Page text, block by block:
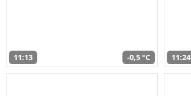
11:13 -0,5 °C 11:24